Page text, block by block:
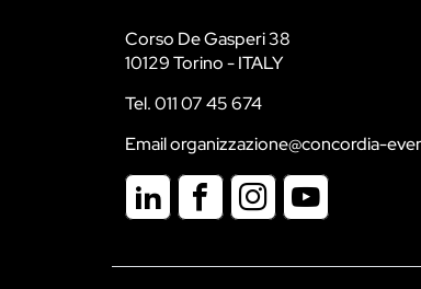
Corso De Gasperi 38
10129 Torino - ITALY
Tel. 011 07 45 674
Email organizzazione@concordia-